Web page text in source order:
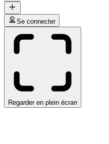
Se connecter
Regarder en plein écran